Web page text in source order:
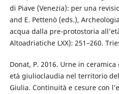
di Piave (Venezia): per una
and E. Pettenò (eds.),
acqua dalla pre-protostoria
Altoadriatiche LXX): 251–260.
Donat, P. 2016. Urne in
età giulioclaudia nel territorio
Giulia. Continuità e cesure con